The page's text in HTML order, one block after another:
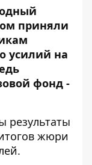
приняли
усилий на
фонд -
результаты
жюри